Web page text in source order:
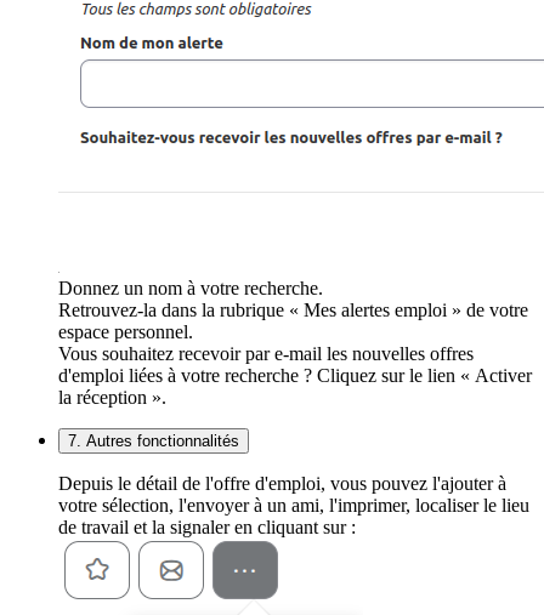
Donnez un nom à votre recherche.
Retrouvez-la dans la rubrique « Mes alertes emploi » de votre
espace personnel.
Vous souhaitez recevoir par e-mail les nouvelles offres
d'emploi liées à votre recherche ? Cliquez sur le lien « Activer
la réception ».
7. Autres fonctionnalités
Depuis le détail de l'offre d'emploi, vous pouvez l'ajouter à
votre sélection, l'envoyer à un ami, l'imprimer, localiser le lieu
de travail et la signaler en cliquant sur :